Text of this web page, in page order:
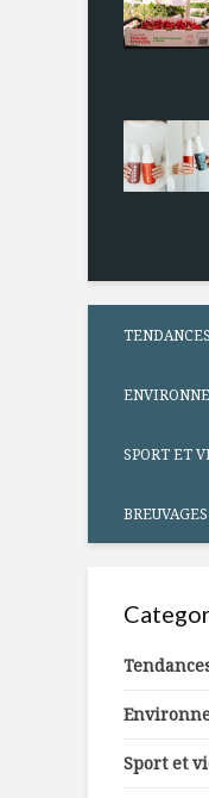
TENDANCES
SPORT ET
BREUVAGES
Sport et